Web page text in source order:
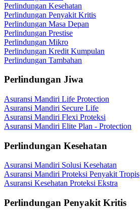
Perlindungan Kesehatan
Perlindungan Penyakit Kritis
Perlindungan Masa Depan
Perlindungan Prestise
Perlindungan Mikro
Perlindungan Kredit Kumpulan
Perlindungan Tambahan
Perlindungan Jiwa
Asuransi Mandiri Life Protection
Asuransi Mandiri Secure Life
Asuransi Mandiri Flexi Proteksi
Asuransi Mandiri Elite Plan - Protection
Perlindungan Kesehatan
Asuransi Mandiri Solusi Kesehatan
Asuransi Mandiri Proteksi Penyakit Tropis
Asuransi Kesehatan Proteksi Ekstra
Perlindungan Penyakit Kritis